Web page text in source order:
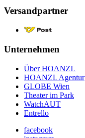
Versandpartner
Unternehmen
Über HOANZL
HOANZL Agentur
GLOBE Wien
Theater im Park
WatchAUT
Entrello
facebook